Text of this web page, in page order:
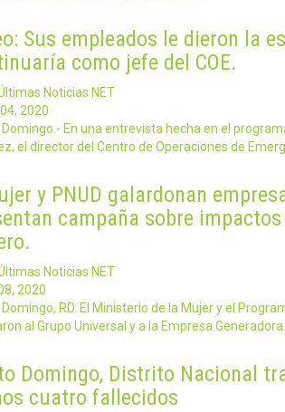
Sus empleados le dieron la
como jefe del COE.
Noticias NET
2020
En una entrevista hecha en el
el director del Centro de Operaciones de
y PNUD galardonan
campaña sobre
Noticias NET
2020
RD. El Ministerio de la Mujer y el
al Grupo Universal y a la Empresa
Domingo, Distrito Nacional
cuatro fallecidos